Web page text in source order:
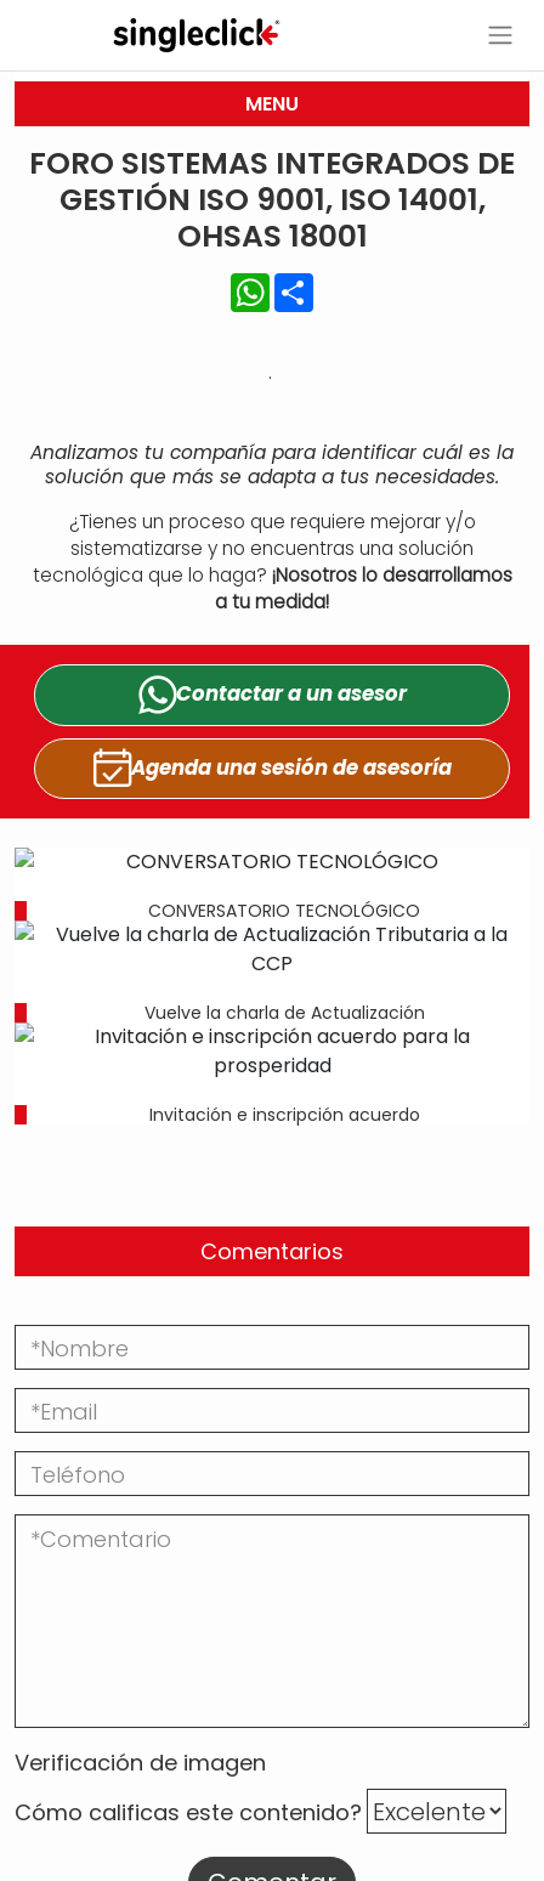
MENU
FORO SISTEMAS INTEGRADOS DE
GESTIÓN ISO 9001, ISO 14001,
OHSAS 18001
WhatsApp
.
Analizamos tu compañía para identificar cuál es la
solución que más se adapta a tus necesidades.
¿Tienes un proceso que requiere mejorar y/o
sistematizarse y no encuentras una solución
tecnológica que lo haga? ¡Nosotros lo desarrollamos
a tu medida!
Contactar a unasesor
Agenda una sesiónde asesoría
CONVERSATORIO TECNOLÓGICO
Vuelve la charla de Actualización
Invitación e inscripción acuerdo
Comentarios
Verificación de imagen
Cómo calificas este contenido?